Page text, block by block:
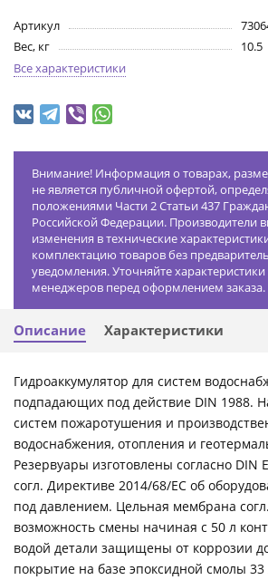
Артикул
Вес, кг
10.5
Все характеристики
Внимание! Информация о товарах,
не является публичной офертой,
положениями Части 2 Статьи 437
Российской Федерации. Производители
изменения в технические
комплектацию товаров без
уведомления. Уточняйте
менеджеров перед оформлением заказа.
Описание Характеристики
Гидроаккумулятор для систем
подпадающих под действие DIN 1988.
систем пожаротушения и
водоснабжения, отопления и
Резервуары изготовлены согласно DIN
согл. Директиве 2014/68/ЕС об
под давлением. Цельная мембрана
возможность смены начиная с 50 л
водой детали защищены от коррозии
покрытие на базе эпоксидной смолы